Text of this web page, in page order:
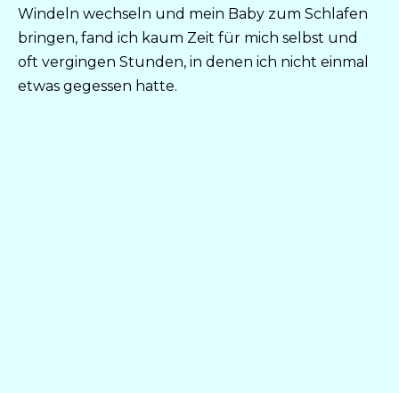
Windeln wechseln und mein Baby zum Schlafen
bringen, fand ich kaum Zeit für mich selbst und
oft vergingen Stunden, in denen ich nicht einmal
etwas gegessen hatte.